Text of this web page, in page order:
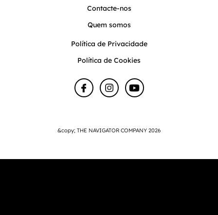
Contacte-nos
Quem somos
Política de Privacidade
Política de Cookies
&copy; THE NAVIGATOR COMPANY 2026